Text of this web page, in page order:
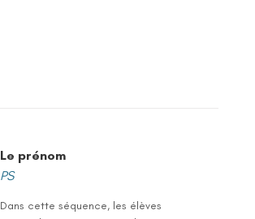
Le prénom
PS
Dans cette séquence, les élèves